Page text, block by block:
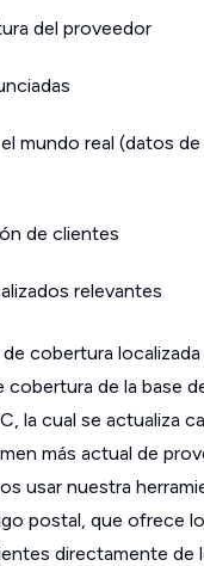
del proveedor
mundo real (datos
de clientes
relevantes
cobertura
cobertura de la base
la cual se actualiza
más actual de
usar nuestra
postal, que ofrece
directamente de